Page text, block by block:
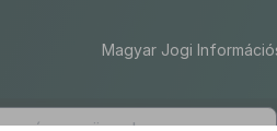
Magyar Jogi